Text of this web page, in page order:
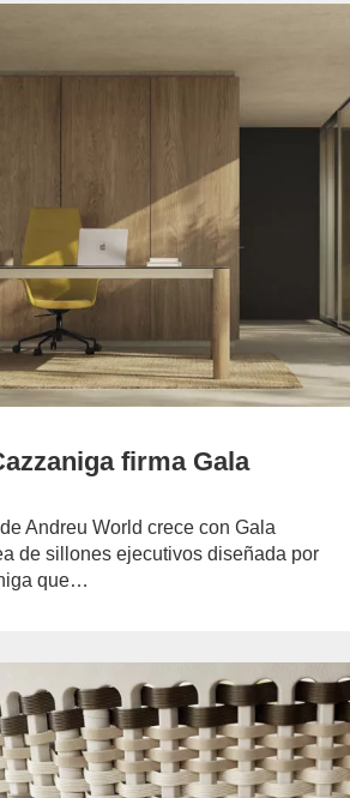
firma Gala
Andreu World crece con Gala
de sillones ejecutivos diseñada por
que…